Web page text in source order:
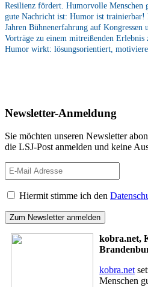
Resilienz fördert. Humorvolle Menschen
gute Nachricht ist: Humor ist trainierbar!
Jahren Bühnenerfahrung auf Kongressen
Vorträge zu einem mitreißenden Erlebnis
Humor wirkt: lösungsorientiert,
Newsletter-Anmeldung
Sie möchten unseren Newsletter
die LSJ-Post anmelden und keine
Hiermit stimme ich den
kobra.net,
kobra.net
Menschen